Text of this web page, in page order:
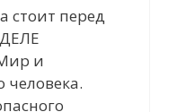
стоит перед
и
человека.